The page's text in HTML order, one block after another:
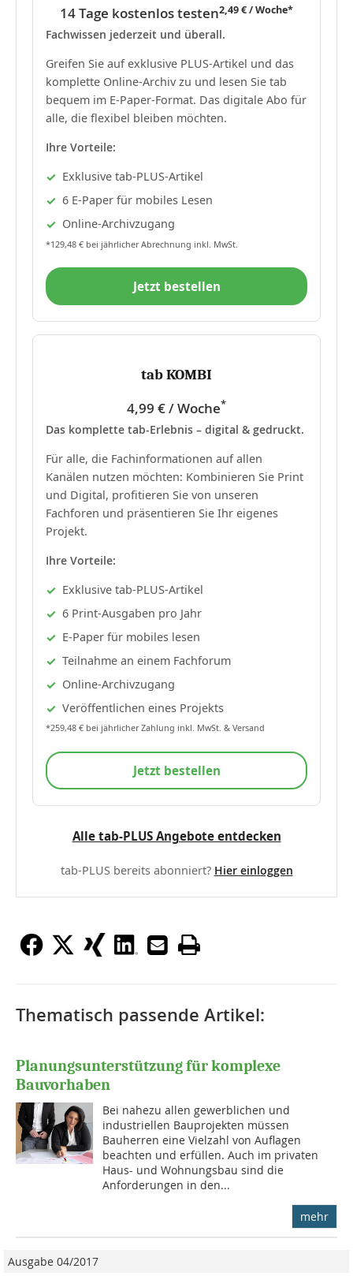
14 Tage kostenlos testen2,49 € / Woche*
Fachwissen jederzeit und überall.
Greifen Sie auf exklusive PLUS-Artikel und das
komplette Online-Archiv zu und lesen Sie tab
bequem im E-Paper-Format. Das digitale Abo für
alle, die flexibel bleiben möchten.
Ihre Vorteile:
Exklusive tab-PLUS-Artikel
6 E-Paper für mobiles Lesen
Online-Archivzugang
*129,48 € bei jährlicher Abrechnung inkl. MwSt.
Jetzt bestellen
tab KOMBI
4,99 € / Woche*
Das komplette tab-Erlebnis – digital & gedruckt.
Für alle, die Fachinformationen auf allen
Kanälen nutzen möchten: Kombinieren Sie Print
und Digital, profitieren Sie von unseren
Fachforen und präsentieren Sie Ihr eigenes
Projekt.
Ihre Vorteile:
Exklusive tab-PLUS-Artikel
6 Print-Ausgaben pro Jahr
E-Paper für mobiles lesen
Teilnahme an einem Fachforum
Online-Archivzugang
Veröffentlichen eines Projekts
*259,48 € bei jährlicher Zahlung inkl. MwSt. & Versand
Jetzt bestellen
Alle tab-PLUS Angebote entdecken
tab-PLUS bereits abonniert? Hier einloggen
Thematisch passende Artikel:
Planungsunterstützung für komplexe
Bauvorhaben
Bei nahezu allen gewerblichen und
industriellen Bauprojekten müssen
Bauherren eine Vielzahl von Auflagen
beachten und erfüllen. Auch im privaten
Haus- und Wohnungsbau sind die
Anforderungen in den...
mehr
Ausgabe 04/2017